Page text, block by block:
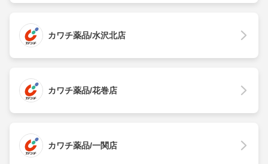
カワチ薬品/水沢北店
カワチ薬品/花巻店
カワチ薬品/一関店